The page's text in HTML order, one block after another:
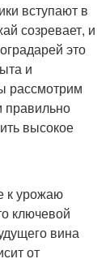
вступают в
созревает, и
это
и
рассмотрим
правильно
высокое
к урожаю
ключевой
вина
от